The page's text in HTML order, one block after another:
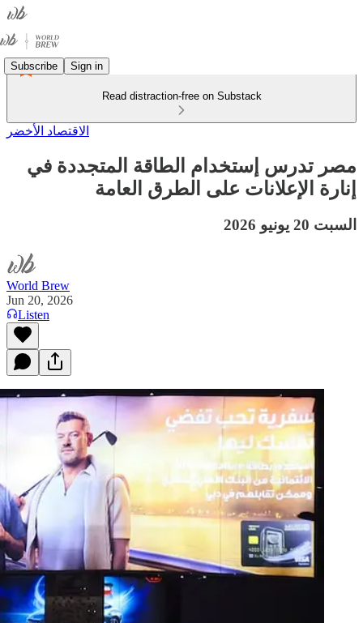
Subscribe Sign in
Read distraction-free on Substack
الاقتصاد الأخضر
مصر تدرس إستخدام الطاقة المتجددة في
إنارة الإعلانات على الطرق العامة
السبت 20 يونيو 2026
World Brew
Jun 20, 2026
Listen